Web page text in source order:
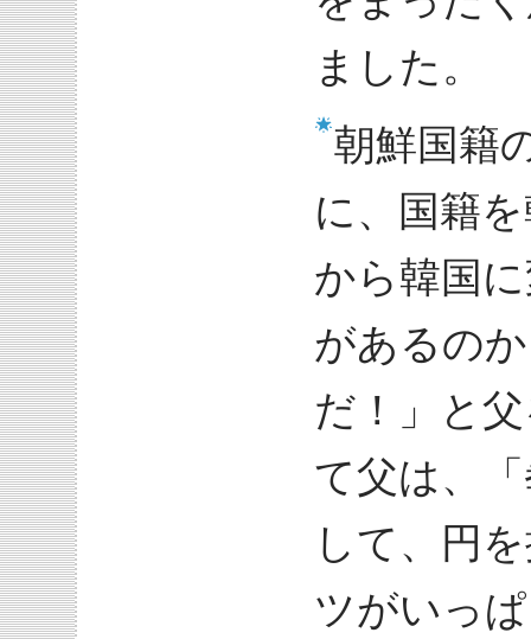
ました。
朝鮮国籍
に、国籍
から韓国
があるの
だ！」と
て父は、
して、円
ツがいっ